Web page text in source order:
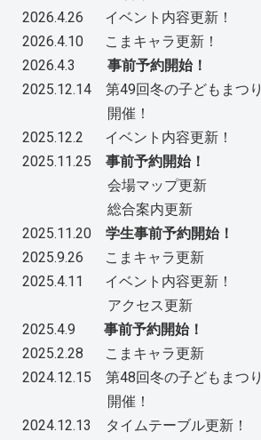
2026.4.26 イベント内容更新！
2026.4.10 こまキャラ更新！
2026.4.3事前予約開始！
2025.12.14 第49回冬の子どもまつり
開催！
2025.12.2 イベント内容更新！
2025.11.25事前予約開始！
会場マップ更新
総合案内更新
2025.11.20学生事前予約開始！
2025.9.26 こまキャラ更新
2025.4.11 イベント内容更新！
アクセス更新
2025.4.9事前予約開始！
2025.2.28 こまキャラ更新
2024.12.15 第48回冬の子どもまつり
開催！
2024.12.13 タイムテーブル更新！